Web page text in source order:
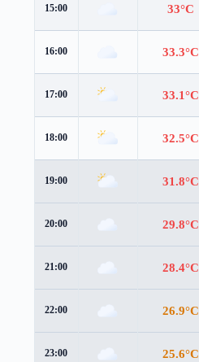
15:00 33°C
16:00 33.3°C
17:00 33.1°C
18:00 32.5°C
19:00 31.8°C
20:00 29.8°C
21:00 28.4°C
22:00 26.9°C
23:00 25.6°C